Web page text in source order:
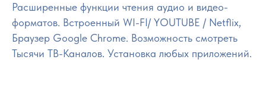
Расширенные функции чтения аудио и видео-
форматов. Встроенный WI-FI/ YOUTUBE / Netflix,
Браузер Google Chrome. Возможность смотреть
Тысячи ТВ-Каналов. Установка любых приложений.